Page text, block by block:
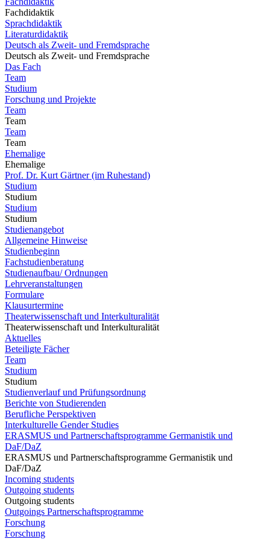
Fachdidaktik
Sprachdidaktik
Literaturdidaktik
Deutsch als Zweit- und Fremdsprache
Deutsch als Zweit- und Fremdsprache
Das Fach
Team
Studium
Forschung und Projekte
Team
Team
Team
Team
Ehemalige
Ehemalige
Prof. Dr. Kurt Gärtner (im Ruhestand)
Studium
Studium
Studium
Studium
Studienangebot
Allgemeine Hinweise
Studienbeginn
Fachstudienberatung
Studienaufbau/ Ordnungen
Lehrveranstaltungen
Formulare
Klausurtermine
Theaterwissenschaft und Interkulturalität
Theaterwissenschaft und Interkulturalität
Aktuelles
Beteiligte Fächer
Team
Studium
Studium
Studienverlauf und Prüfungsordnung
Berichte von Studierenden
Berufliche Perspektiven
Interkulturelle Gender Studies
ERASMUS und Partnerschaftsprogramme Germanistik und
DaF/DaZ
ERASMUS und Partnerschaftsprogramme Germanistik und
DaF/DaZ
Incoming students
Outgoing students
Outgoing students
Outgoings Partnerschaftsprogramme
Forschung
Forschung